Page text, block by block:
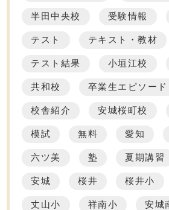
半田中央校 受験情報
テスト テキスト・教材
テスト結果 小垣江校
共和校 卒業生エピソード
校舎紹介 安城桜町校
模試 無料 愛知
六ツ美 塾 夏期講習
安城 桜井 桜井小
丈山小 祥南小 安城